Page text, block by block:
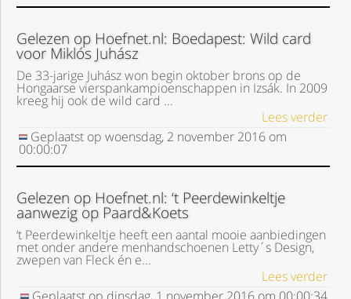
Gelezen op Hoefnet.nl: Boedapest: Wild card
voor Miklós Juhász
De 33-jarige Juhász won begin oktober brons op de
Hongaarse vierspankampioenschappen in Izsák. In 2009
kreeg hij ook de wild card ...
Lees verder
Geplaatst opwoensdag, 2 november 2016 om
00:00:07
Gelezen op Hoefnet.nl: ‘t Peerdewinkeltje
aanwezig op Paard&Koets
‘t Peerdewinkeltje heeft een aantal mooie aanbiedingen
met onder andere menhandschoenen Letty´s Design,
zwepen van Fleck én e...
Lees verder